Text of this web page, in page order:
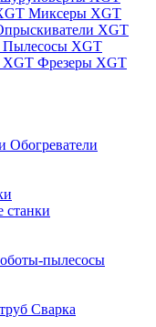
Миксеры XGT
XGT
Пылесосы XGT
Фрезеры XGT
Обогреватели
Cварка